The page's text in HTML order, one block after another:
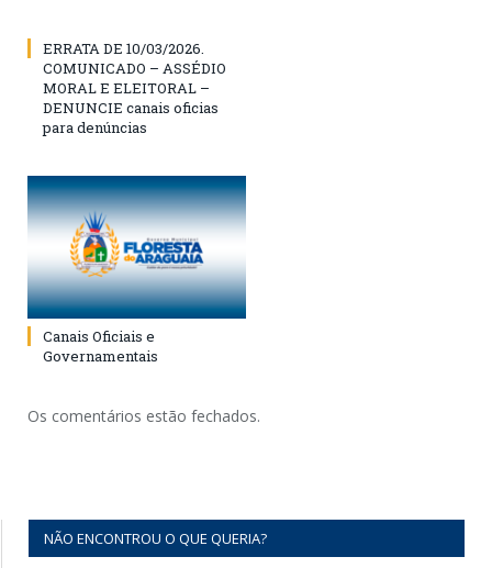
ERRATA DE 10/03/2026.
COMUNICADO – ASSÉDIO
MORAL E ELEITORAL –
DENUNCIE canais oficias
para denúncias
Canais Oficiais e
Governamentais
Os comentários estão fechados.
NÃO ENCONTROU O QUE QUERIA?